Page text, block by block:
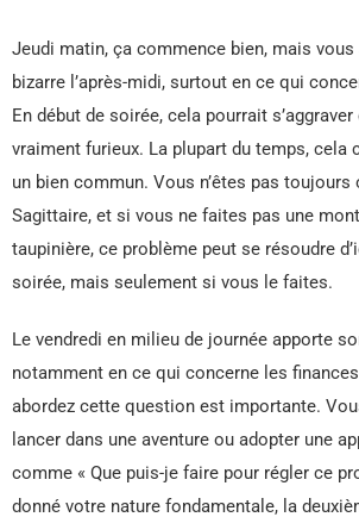
Jeudi matin, ça commence bien, mais vous
bizarre l’après-midi, surtout en ce qui
En début de soirée, cela pourrait
vraiment furieux. La plupart du temps, cela
un bien commun. Vous n’êtes pas toujours
Sagittaire, et si vous ne faites pas une
taupinière, ce problème peut se résoudre
soirée, mais seulement si vous le faites.
Le vendredi en milieu de journée apporte
notamment en ce qui concerne les
abordez cette question est importante.
lancer dans une aventure ou adopter une
comme « Que puis-je faire pour régler ce
donné votre nature fondamentale, la